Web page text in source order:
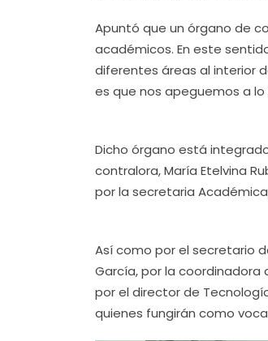
Apuntó que un órgano de
académicos. En este
diferentes áreas al interior
es que nos apeguemos a
Dicho órgano está
contralora, María Etelvina
por la secretaria
Así como por el secretario
García, por la coordinadora
por el director de
quienes fungirán como